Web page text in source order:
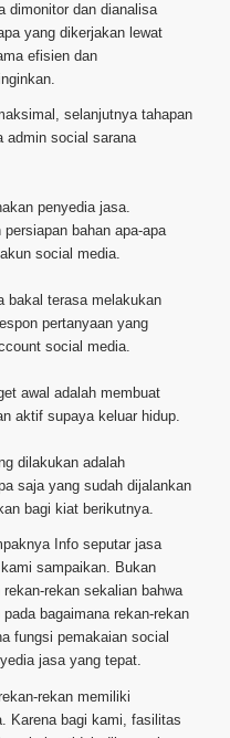
dimonitor dan dianalisa
yang dikerjakan lewat
efisien dan
selanjutnya tahapan
admin social sarana
penyedia jasa.
bahan apa-apa
social media.
bakal terasa melakukan
pertanyaan yang
social media.
awal adalah membuat
aktif supaya keluar hidup.
dilakukan adalah
saja yang sudah dijalankan
bagi kiat berikutnya.
Info seputar jasa
sampaikan. Bukan
rekan sekalian bahwa
bagaimana rekan-rekan
fungsi pemakaian social
jasa yang tepat.
rekan memiliki
Karena bagi kami, fasilitas